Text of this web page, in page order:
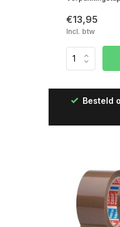
€13,95
Incl. btw
Besteld